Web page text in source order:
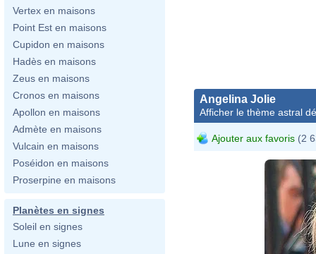
Vertex en maisons
Point Est en maisons
Cupidon en maisons
Hadès en maisons
Zeus en maisons
Cronos en maisons
Apollon en maisons
Admète en maisons
Vulcain en maisons
Poséidon en maisons
Proserpine en maisons
Planètes en signes
Soleil en signes
Lune en signes
Angelina Jolie
Afficher le thème astral
Ajouter aux favoris (2